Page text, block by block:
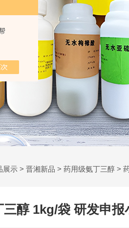
展示 > 晋湘新品 > 药用级氨丁三醇 >
醇 1kg/袋 研发申报